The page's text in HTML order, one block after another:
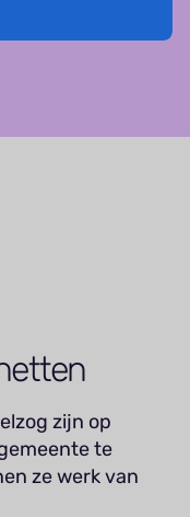
zijn op
te
ze werk van